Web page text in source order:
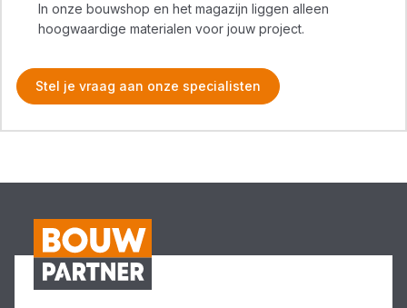
In onze bouwshop en het magazijn liggen alleen
hoogwaardige materialen voor jouw project.
Stel je vraag aan onze specialisten